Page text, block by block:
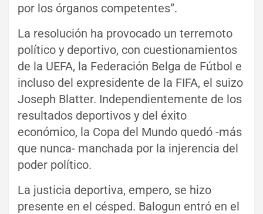
por los órganos competentes”.
La resolución ha provocado un terremoto
político y deportivo, con cuestionamientos
de la UEFA, la Federación Belga de Fútbol e
incluso del expresidente de la FIFA, el suizo
Joseph Blatter. Independientemente de los
resultados deportivos y del éxito
económico, la Copa del Mundo quedó -más
que nunca- manchada por la injerencia del
poder político.
La justicia deportiva, empero, se hizo
presente en el césped. Balogun entró en el